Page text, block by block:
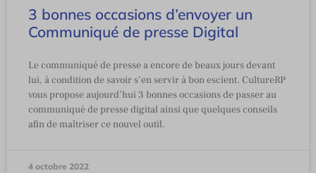
3 bonnes occasions d’envoyer un
Communiqué de presse Digital
Le communiqué de presse a encore de beaux jours devant
lui, à condition de savoir s’en servir à bon escient. CultureRP
vous propose aujourd’hui 3 bonnes occasions de passer au
communiqué de presse digital ainsi que quelques conseils
afin de maîtriser ce nouvel outil.
4 octobre 2022